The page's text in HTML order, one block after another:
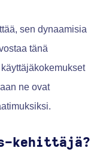
sen dynaamisia
tänä
ne ovat
kehittäjä?